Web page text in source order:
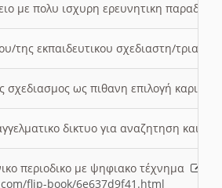
με πολυ ισχυρη ερευνητικη
της εκπαιδευτικου σχεδιαστη/τριας
σχεδιασμος ως πιθανη επιλογή
δικτυο για αναζητηση και
περιοδικο με ψηφιακο τέχνημα
flip-book/6e637d9f41.html